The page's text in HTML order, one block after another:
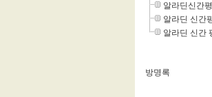
알라딘신간
알라딘 신간
알라딘 신간
방명록